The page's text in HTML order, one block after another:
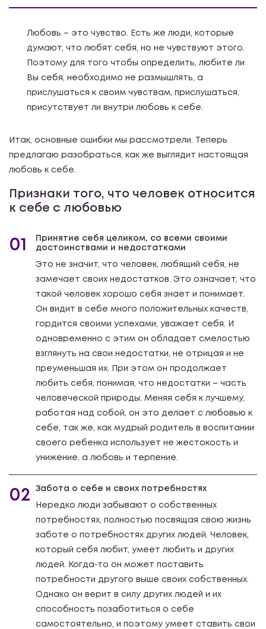
Любовь – это чувство. Есть же люди, которые
думают, что любят себя, но не чувствуют этого.
Поэтому для того чтобы определить, любите ли
Вы себя, необходимо не размышлять, а
прислушаться к своим чувствам, прислушаться,
присутствует ли внутри любовь к себе.
Итак, основные ошибки мы рассмотрели. Теперь
предлагаю разобраться, как же выглядит настоящая
любовь к себе.
Признаки того, что человек относится
к себе с любовью
01
Принятие себя целиком, со всеми своими
достоинствами и недостатками
Это не значит, что человек, любящий себя, не
замечает своих недостатков. Это означает, что
такой человек хорошо себя знает и понимает.
Он видит в себе много положительных качеств,
гордится своими успехами, уважает себя. И
одновременно с этим он обладает смелостью
взглянуть на свои недостатки, не отрицая и не
преуменьшая их. При этом он продолжает
любить себя, понимая, что недостатки – часть
человеческой природы. Меняя себя к лучшему,
работая над собой, он это делает с любовью к
себе, так же, как мудрый родитель в воспитании
своего ребенка использует не жестокость и
унижение, а любовь и терпение.
02 Забота о себе и своих потребностях
Нередко люди забывают о собственных
потребностях, полностью посвящая свою жизнь
заботе о потребностях других людей. Человек,
который себя любит, умеет любить и других
людей. Когда-то он может поставить
потребности другого выше своих собственных.
Однако он верит в силу других людей и их
способность позаботиться о себе
самостоятельно, и поэтому умеет ставить свои